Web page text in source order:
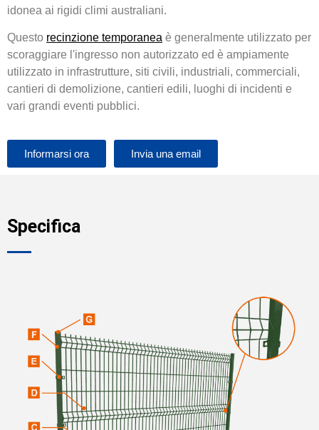
idonea ai rigidi climi australiani.
Questo recinzione temporanea è generalmente utilizzato per
scoraggiare l'ingresso non autorizzato ed è ampiamente
utilizzato in infrastrutture, siti civili, industriali, commerciali,
cantieri di demolizione, cantieri edili, luoghi di incidenti e
vari grandi eventi pubblici.
Informarsi ora Invia una email
Specifica